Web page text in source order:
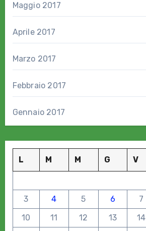
Maggio 2017
Aprile 2017
Marzo 2017
Febbraio 2017
Gennaio 2017
L M M G V
3
4 5 6 7
10
11 12 13 14